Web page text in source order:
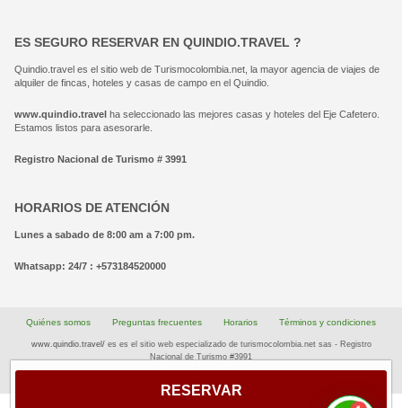
RESERVAR
ES SEGURO RESERVAR EN QUINDIO.TRAVEL ?
Quindio.travel es el sitio web de Turismocolombia.net, la mayor agencia de viajes de
alquiler de fincas, hoteles y casas de campo en el Quindio.
www.quindio.travel ha seleccionado las mejores casas y hoteles del Eje Cafetero.
Estamos listos para asesorarle.
Registro Nacional de Turismo # 3991
HORARIOS DE ATENCIÓN
Lunes a sabado de 8:00 am a 7:00 pm.
Whatsapp: 24/7 : +573184520000
Quiénes somos Preguntas frecuentes Horarios Términos y condiciones
www.quindio.travel/es es el sitio web especializado de turismocolombia.net sas - Registro
Nacional de Turismo #3991